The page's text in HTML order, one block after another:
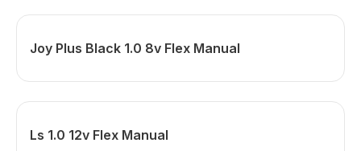
Joy Plus Black 1.0 8v Flex Manual
Ls 1.0 12v Flex Manual